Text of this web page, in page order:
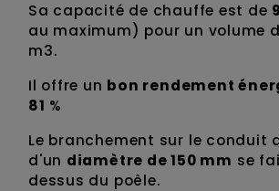
Sa capacité de chauffe est de
au maximum) pour un volume
m3.
Il offre un bon rendement
81 %
Le branchement sur le conduit
d'un diamètre de 150 mm se
dessus du poêle.